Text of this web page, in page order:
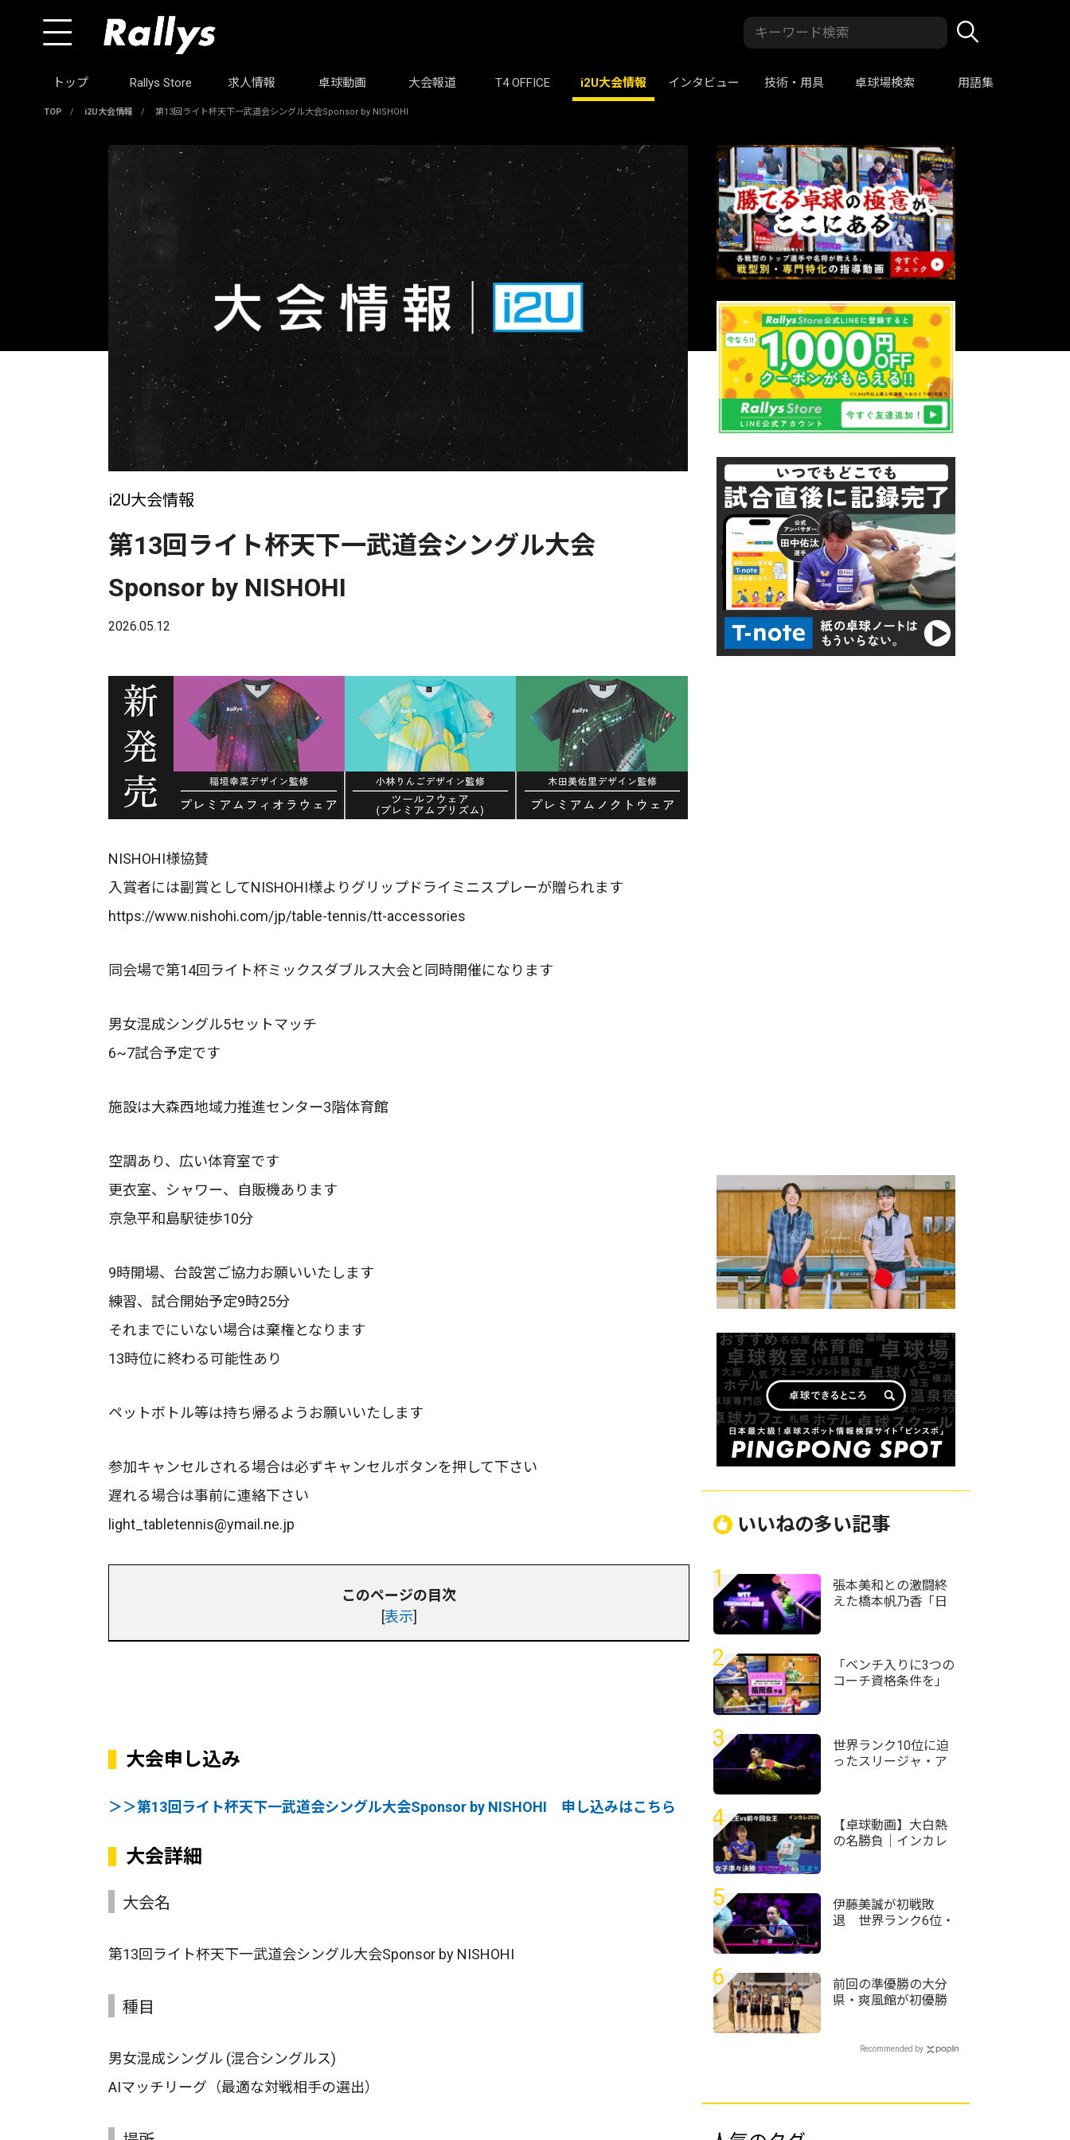
トップ Rallys Store 求人情報 卓球動画 大会報道 T4 OFFICE i2U大会情報 インタビュー 技術・用具 卓球場検索 用語集
TOP / i2U大会情報 / 第13回ライト杯天下一武道会シングル大会Sponsor by NISHOHI
i2U大会情報
第13回ライト杯天下一武道会シングル大会
Sponsor by NISHOHI
2026.05.12
NISHOHI様協賛
入賞者には副賞としてNISHOHI様よりグリップドライミニスプレーが贈られます
https://www.nishohi.com/jp/table-tennis/tt-accessories
同会場で第14回ライト杯ミックスダブルス大会と同時開催になります
男女混成シングル5セットマッチ
6~7試合予定です
施設は大森西地域力推進センター3階体育館
空調あり、広い体育室です
更衣室、シャワー、自販機あります
京急平和島駅徒歩10分
9時開場、台設営ご協力お願いいたします
練習、試合開始予定9時25分
それまでにいない場合は棄権となります
13時位に終わる可能性あり
ペットボトル等は持ち帰るようお願いいたします
参加キャンセルされる場合は必ずキャンセルボタンを押して下さい
遅れる場合は事前に連絡下さい
light_tabletennis@ymail.ne.jp
このページの目次
[表示]
大会申し込み
＞＞第13回ライト杯天下一武道会シングル大会Sponsor by NISHOHI 申し込みはこちら
大会詳細
大会名
第13回ライト杯天下一武道会シングル大会Sponsor by NISHOHI
種目
男女混成シングル (混合シングルス)
AIマッチリーグ（最適な対戦相手の選出）
いいねの多い記事
1
張本美和との激闘終
えた橋本帆乃香「日
ャンピオンズ横浜
2026＞
2
「ベンチ入りに3つの
コーチ資格条件を」
バンビの部）福岡県
予選会＞
3
世界ランク10位に迫
ったスリージャ・ア
WTTチャンピオンズ
横浜2026＞
4
【卓球動画】大白熱
の名勝負｜インカレ
5
伊藤美誠が初戦敗
退 世界ランク6位・
6
前回の準優勝の大分
県・爽風館が初優勝
大会＞Recommended by